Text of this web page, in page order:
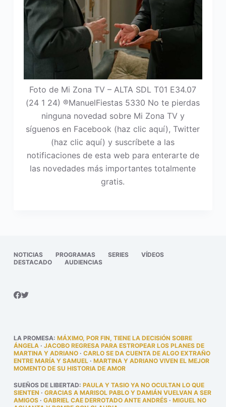
Foto de Mi Zona TV – ALTA SDL T01 E34.07
(24 1 24) ®ManuelFiestas 5330 No te pierdas
ninguna novedad sobre Mi Zona TV y
síguenos en Facebook (haz clic aquí), Twitter
(haz clic aquí) y suscríbete a las
notificaciones de esta web para enterarte de
las novedades más importantes totalmente
gratis.
NOTICIAS PROGRAMAS SERIES
VÍDEOS
DESTACADO
AUDIENCIAS
LA PROMESA: MÁXIMO, POR FIN, TIENE LA DECISIÓN SOBRE
ÁNGELA· JACOBO REGRESA PARA ESTROPEAR LOS PLANES DE
MARTINA Y ADRIANO· CARLO SE DA CUENTA DE ALGO EXTRAÑO
ENTRE MARÍA Y SAMUEL· MARTINA Y ADRIANO VIVEN EL MEJOR
MOMENTO DE SU HISTORIA DE AMOR
SUEÑOS DE LIBERTAD: PAULA Y TASIO YA NO OCULTAN LO QUE
SIENTEN · GRACIAS A MARISOL PABLO Y DAMIÁN VUELVAN A SER
AMIGOS· GABRIEL CAE DERROTADO ANTE ANDRÉS· MIGUEL NO